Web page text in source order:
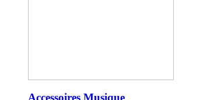
Accessoires Musique